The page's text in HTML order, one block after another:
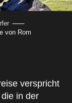
von Rom
verspricht
in der